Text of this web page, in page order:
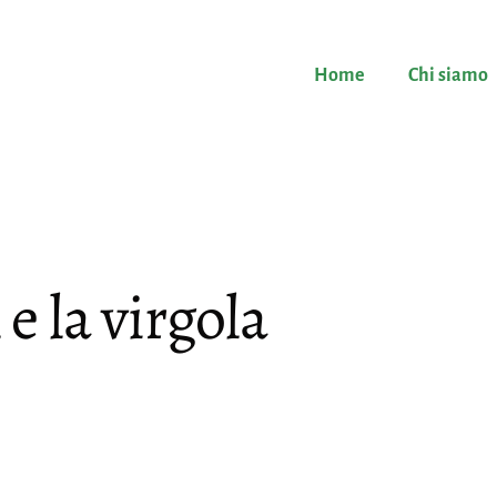
Home Chi siamo
la virgola